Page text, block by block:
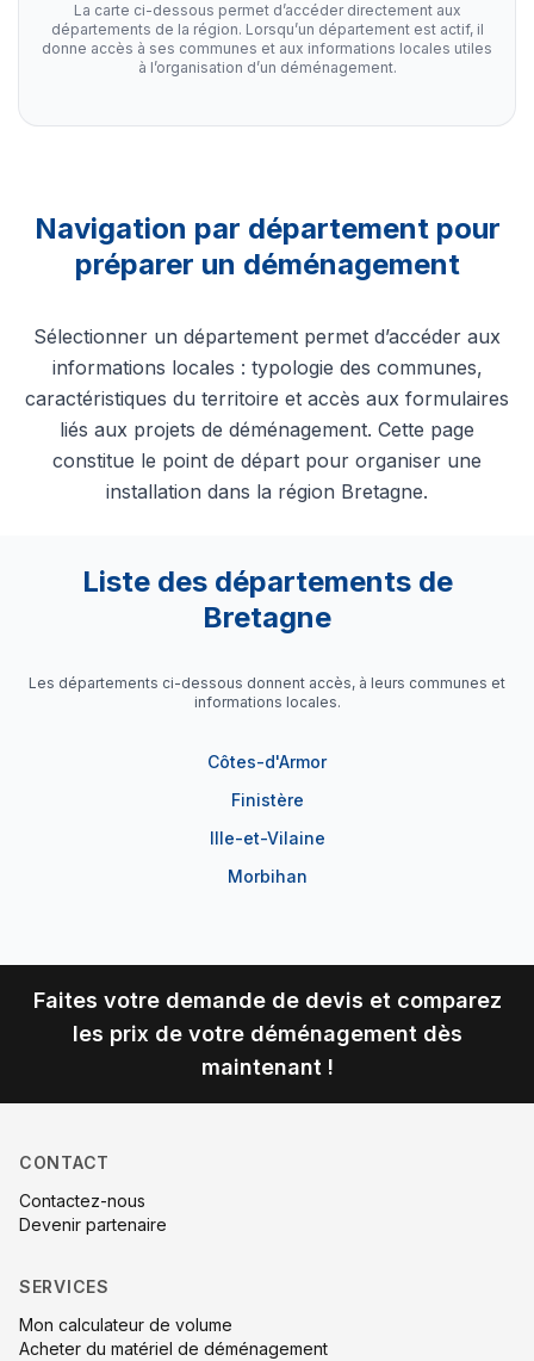
La carte ci-dessous permet d’accéder directement aux
départements de la région. Lorsqu’un département est actif, il
donne accès à ses communes et aux informations locales utiles
à l’organisation d’un déménagement.
Navigation par département pour
préparer un déménagement
Sélectionner un département permet d’accéder aux
informations locales : typologie des communes,
caractéristiques du territoire et accès aux formulaires
liés aux projets de déménagement. Cette page
constitue le point de départ pour organiser une
installation dans la région Bretagne.
Liste des départements de
Bretagne
Les départements ci-dessous donnent accès, à leurs communes et
informations locales.
Côtes-d'Armor
Finistère
Ille-et-Vilaine
Morbihan
Faites votre demande de devis et comparez
les prix de votre déménagement dès
maintenant !
CONTACT
Contactez-nous
Devenir partenaire
SERVICES
Mon calculateur de volume
Acheter du matériel de déménagement